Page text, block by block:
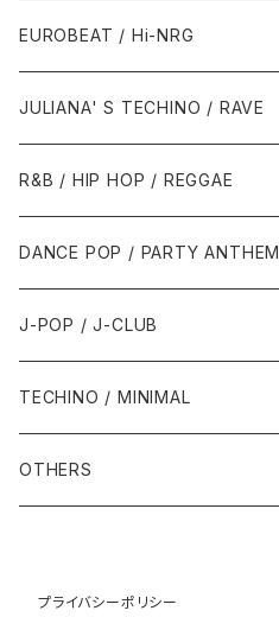
1987年・以前
1988年
1990年代
1990年
1991年
1995年
1996年
2000年代
2000年
2001年
2005年
2010年代
2010年
2011年
1990年代
1994年・以前
1995年
1999年
2000年代
2000年
2001年
2005年
EUROBEAT / Hi-NRG
1980年代
1986年・以前
1987年
1990年代
1990年
1991年
2000年代
JULIANA' S TECHINO / RAVE
1990年代
1990年
1991年
2000年代
2000年
2001年
R&B / HIP HOP / REGGAE
1980年代
1985年・以前
1986年
1990年代
1990年
1991年
1993年
2000年代
2000年
2002年
DANCE POP / PARTY ANTHEM
1980年代
1988年・以前
1989年
1990年代
1990年
1992年
2000年代
2001年
J-POP / J-CLUB
1980年代
1990年代
1991年
2000年
TECHINO / MINIMAL
OTHERS
1985年・以前
1990年代
プライバシーポリシー